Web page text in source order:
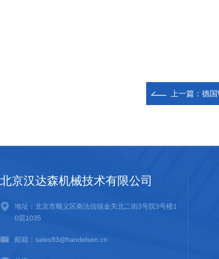
上一篇： 德
北京汉达森机械技术有限公司
地址：北京市顺义区南法信镇金关北二街3号院3号楼1
0层1035
邮箱：sales93@handelsen.cn